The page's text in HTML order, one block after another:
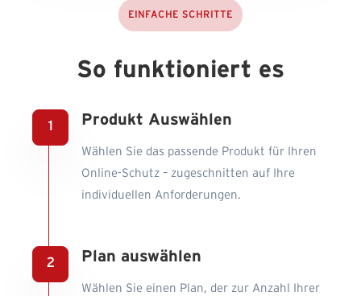
EINFACHE SCHRITTE
So funktioniert es
Produkt Auswählen
Wählen Sie das passende Produkt für Ihren
Online-Schutz – zugeschnitten auf Ihre
individuellen Anforderungen.
Plan auswählen
Wählen Sie einen Plan, der zur Anzahl Ihrer